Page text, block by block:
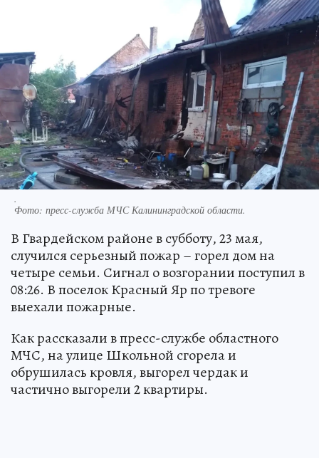
.
Фото: пресс-служба МЧС Калининградской области.
В Гвардейском районе в субботу, 23 мая,
случился серьезный пожар – горел дом на
четыре семьи. Сигнал о возгорании поступил в
08:26. В поселок Красный Яр по тревоге
выехали пожарные.
Как рассказали в пресс-службе областного
МЧС, на улице Школьной сгорела и
обрушилась кровля, выгорел чердак и
частично выгорели 2 квартиры.